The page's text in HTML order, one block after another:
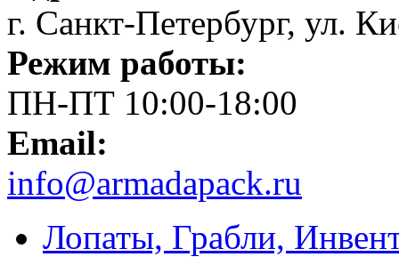
г. Санкт-Петербург, ул.
Режим работы:
ПН-ПТ 10:00-18:00
Email:
info@armadapack.ru
Лопаты, Грабли,